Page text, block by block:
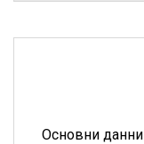
Основни данни